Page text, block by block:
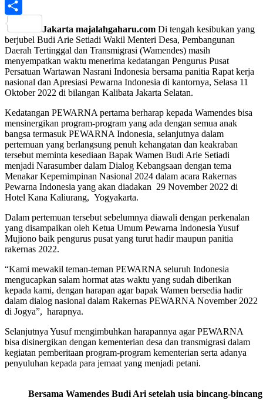
PrintFriendly
Jakarta majalahgaharu.com Di tengah kesibukan yang
berjubel Budi Arie Setiadi Wakil Menteri Desa, Pembangunan
Daerah Tertinggal dan Transmigrasi (Wamendes) masih
menyempatkan waktu menerima kedatangan Pengurus Pusat
Persatuan Wartawan Nasrani Indonesia bersama panitia Rapat kerja
nasional dan Apresiasi Pewarna Indonesia di kantornya, Selasa 11
Oktober 2022 di bilangan Kalibata Jakarta Selatan.
Kedatangan PEWARNA pertama berharap kepada Wamendes bisa
mensinergikan program-program yang ada dengan semua anak
bangsa termasuk PEWARNA Indonesia, selanjutnya dalam
pertemuan yang berlangsung penuh kehangatan dan keakraban
tersebut meminta kesediaan Bapak Wamen Budi Arie Setiadi
menjadi Narasumber dalam Dialog Kebangsaan dengan tema
Menakar Kepemimpinan Nasional 2024 dalam acara Rakernas
Pewarna Indonesia yang akan diadakan 29 November 2022 di
Hotel Kana Kaliurang, Yogyakarta.
Dalam pertemuan tersebut sebelumnya diawali dengan perkenalan
yang disampaikan oleh Ketua Umum Pewarna Indonesia Yusuf
Mujiono baik pengurus pusat yang turut hadir maupun panitia
rakernas 2022.
“Kami mewakil teman-teman PEWARNA seluruh Indonesia
mengucapkan salam hormat atas waktu yang sudah diberikan
kepada kami, dengan harapan agar bapak Wamen bersedia hadir
dalam dialog nasional dalam Rakernas PEWARNA November 2022
di Jogya”, harapnya.
Selanjutnya Yusuf mengimbuhkan harapannya agar PEWARNA
bisa disinergikan dengan kementerian desa dan transmigrasi dalam
kegiatan pemberitaan program-program kementerian serta adanya
penyuluhan kepada para jemaat yang menjadi petani.
Bersama Wamendes Budi Ari setelah usia bincang-bincang